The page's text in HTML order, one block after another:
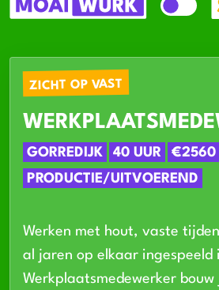
ZICHT OP VAST
GORREDIJK 40 UUR
€2560
PRODUCTIE/UITVOEREND
Werken met hout, vaste
al jaren op elkaar ingespeeld
Werkplaatsmedewerker